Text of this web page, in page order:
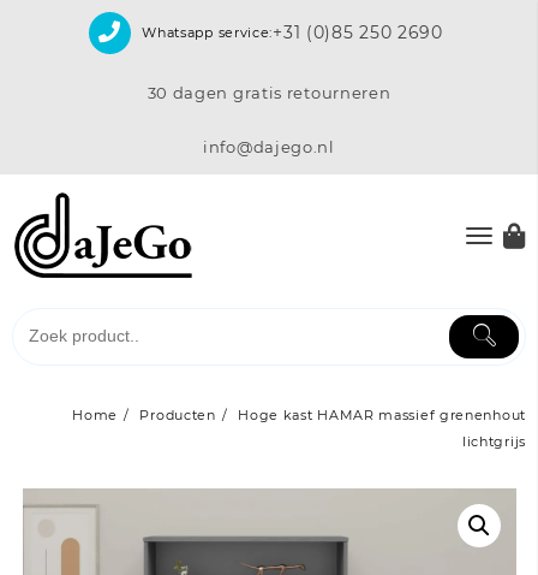
Whatsapp service:+31 (0)85 250 2690
30 dagen gratis retourneren
info@dajego.nl
Home Producten
Hoge kast HAMAR massief grenenhout
lichtgrijs